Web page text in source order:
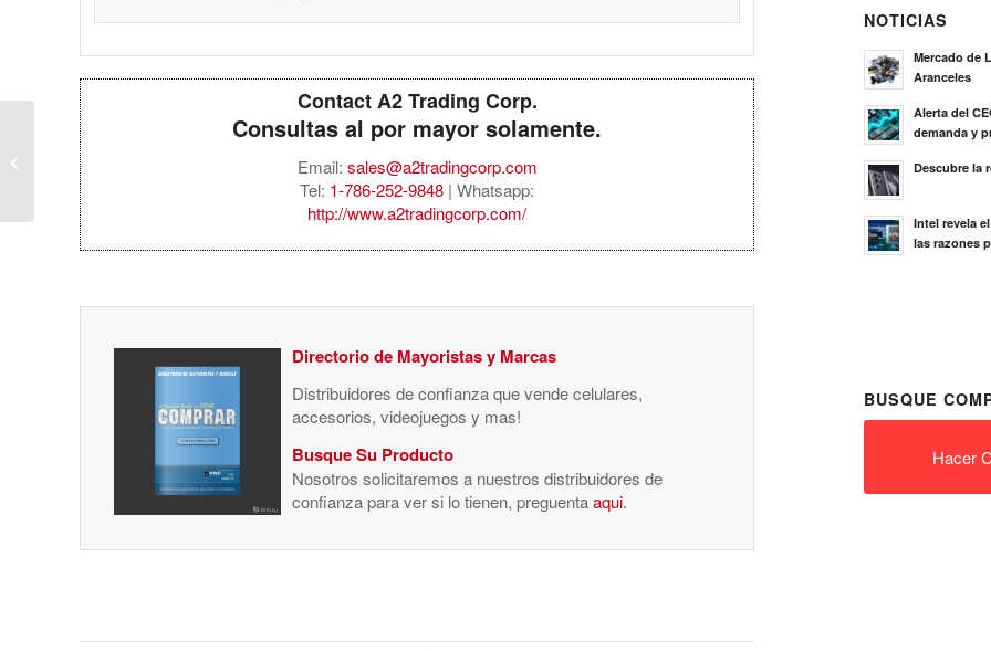
Contact A2 Trading Corp.
Consultas al por mayor solamente.
Email: sales@a2tradingcorp.com
Tel: 1-786-252-9848 | Whatsapp:
http://www.a2tradingcorp.com/
Directorio de Mayoristas y Marcas
Distribuidores de confianza que vende celulares,
accesorios, videojuegos y mas!
Busque Su Producto
Nosotros solicitaremos a nuestros distribuidores de
confianza para ver si lo tienen, preguentaaqui.
NOTICIAS
Mercado de
Aranceles
Alerta del
demanda y
Descubre la
Intel revela
las razones
BUSQUE
Hacer
HP Victus 15.6” FHD
144Hz IPS Gaming
Laptop, Intel Core i5-
13420H, 16GB RAM,...